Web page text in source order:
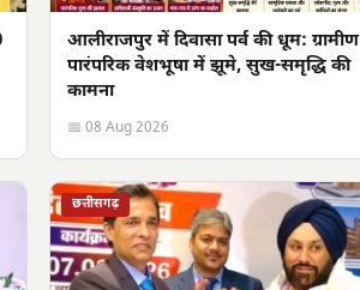
आलीराजपुर में दिवासा पर्व की धूम: ग्रामीण
पारंपरिक वेशभूषा में झूमे, सुख-समृद्धि की
कामना
📅 08 Aug 2026
छत्तीसगढ़